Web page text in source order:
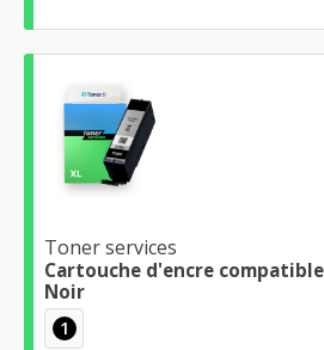
Toner services
Cartouche d'encre compatible
Noir
1